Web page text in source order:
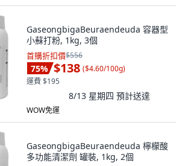
GaseongbigaBeuraendeuda 容器型
小蘇打粉, 1kg, 3個
首購折扣價$556
75% $138 ($4.60/100g)
運費 $195
8/13 星期四 預計送達
WOW免運
GaseongbigaBeuraendeuda 檸檬酸
多功能清潔劑 罐裝, 1kg, 2個